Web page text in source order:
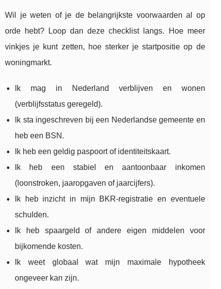
Wil je weten of je de belangrijkste voorwaarden al op
orde hebt? Loop dan deze checklist langs. Hoe meer
vinkjes je kunt zetten, hoe sterker je startpositie op de
woningmarkt.
Ik mag in Nederland verblijven en wonen
(verblijfsstatus geregeld).
Ik sta ingeschreven bij een Nederlandse gemeente en
heb een BSN.
Ik heb een geldig paspoort of identiteitskaart.
Ik heb een stabiel en aantoonbaar inkomen
(loonstroken, jaaropgaven of jaarcijfers).
Ik heb inzicht in mijn BKR-registratie en eventuele
schulden.
Ik heb spaargeld of andere eigen middelen voor
bijkomende kosten.
Ik weet globaal wat mijn maximale hypotheek
ongeveer kan zijn.